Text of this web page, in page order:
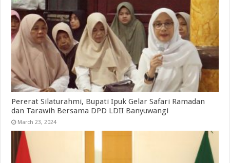
Pererat Silaturahmi, Bupati Ipuk Gelar Safari Ramadan
dan Tarawih Bersama DPD LDII Banyuwangi
March 23, 2024